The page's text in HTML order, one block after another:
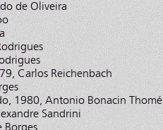
de Oliveira
Carlos Reichenbach
1980, Antonio Bonacin Thomé
Sandrini
Borges